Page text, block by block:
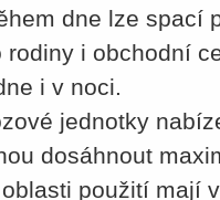
dne lze spací
rodiny i obchodní
i v noci.
jednotky
dosáhnout
použití mají